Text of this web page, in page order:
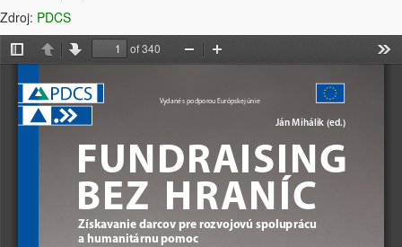
Zdroj: PDCS
TogglePreviousNext
of 340
Zoom
Vydané s podporou Európskej únie
FUNDRAISING
BEZ  HRANÍC
Získavanie darcov pre rozvojovú spoluprácu
a humanitárnu pomoc
Ján Mihálik (ed.)